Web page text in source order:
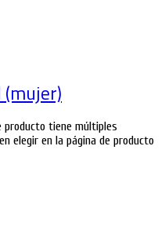
(mujer)
producto tiene múltiples
elegir en la página de producto